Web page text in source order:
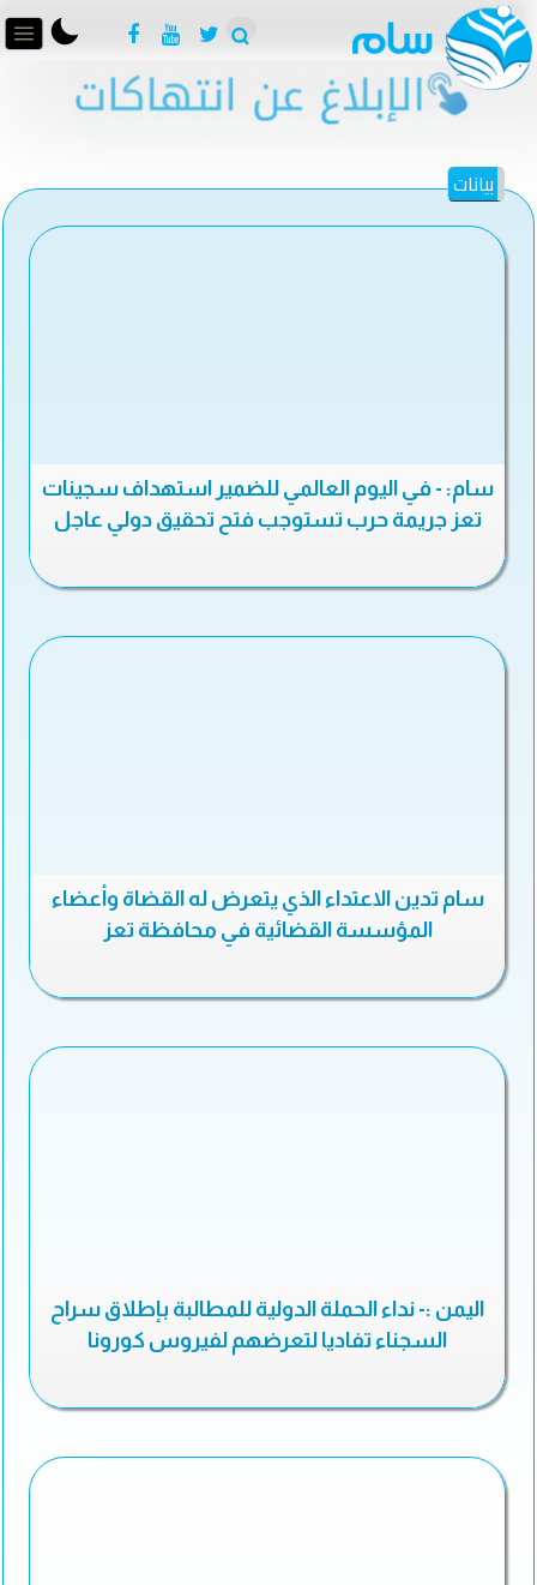
بيانات
سام: - في اليوم العالمي للضمير استهداف سجينات
تعز جريمة حرب تستوجب فتح تحقيق دولي عاجل
سام تدين الاعتداء الذي يتعرض له القضاة وأعضاء
المؤسسة القضائية في محافظة تعز
اليمن :- نداء الحملة الدولية للمطالبة بإطلاق سراح
السجناء تفاديا لتعرضهم لفيروس كورونا